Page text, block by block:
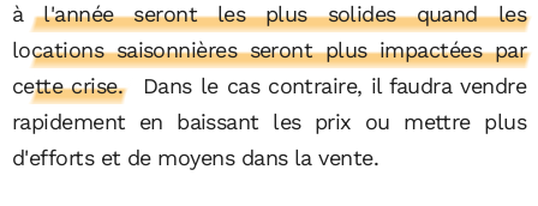
à l'année seront les plus solides quand les
locations saisonnières seront plus impactées par
cette crise.
Dans le cas contraire, il faudra vendre
rapidement en baissant les prix ou mettre plus
d'efforts et de moyens dans la vente.